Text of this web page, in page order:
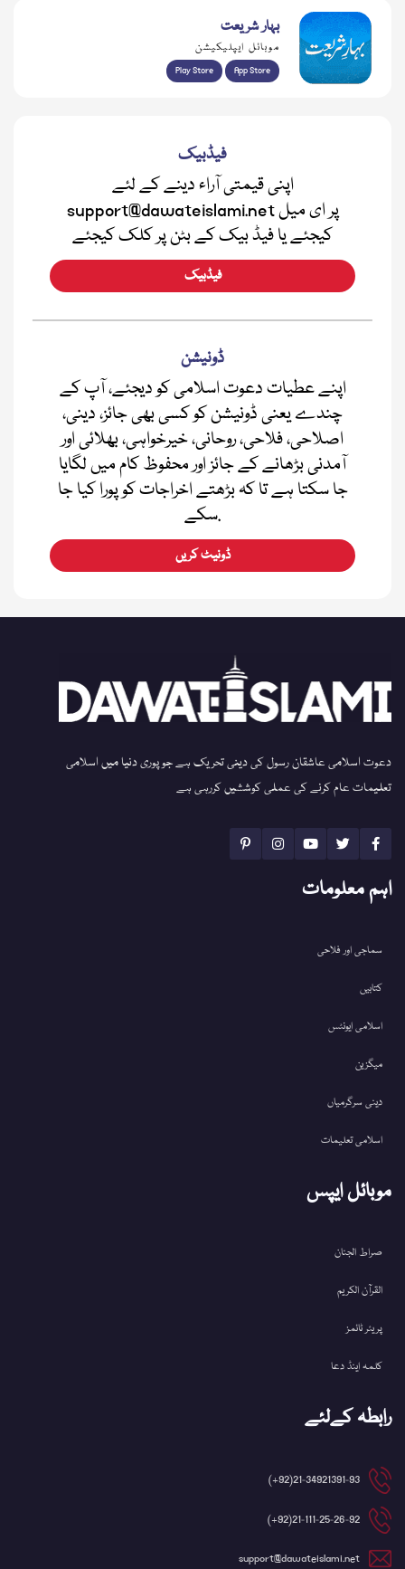
بہار شریعت
موبائل ایپلیکیشن
Play Store App Store
فیڈبیک
اپنی قیمتی آراء دینے کے لئے
support@dawateislami.net پر ای میل
کیجئے یا فیڈ بیک کے بٹن پر کلک کیجئے
فیڈبیک
ڈونیشن
اپنے عطیات دعوت اسلامی کو دیجئے، آپ کے
چندے یعنی ڈونیشن کو کسی بھی جائز، دینی،
اصلاحی، فلاحی، روحانی، خیرخواہی، بھلائی اور
آمدنی بڑھانے کے جائز اور محفوظ کام میں لگایا
جا سکتا ہے تا کہ بڑھتے اخراجات کو پورا کیا جا
سکے.
ڈونیٹ کریں
دعوت اسلامی عاشقان رسول کی دینی تحریک ہے جو پوری دنیا میں اسلامی
تعلیمات عام کرنے کی عملی کوششیں کررہی ہے
اہم معلومات
سماجی اور فلاحی
کتابیں
اسلامی ایونٹس
میگزین
دینی سرگرمیاں
اسلامی تعلیمات
موبائل ایپس
صراط الجنان
القرآن الکریم
پریئر ٹائمز
کلمہ اینڈ دعا
رابطہ کےلئے
21-34921391-93(92+)
21-111-25-26-92(92+)
support@dawateislami.net